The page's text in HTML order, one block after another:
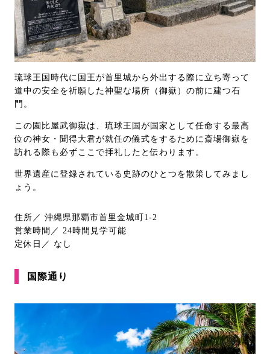
琉球王国時代に国王が首里城から外出する際に立ち寄って
道中の安全を祈願した神聖な場所（御嶽）の前に建つ石
門。
この園比屋武御嶽は、琉球王国が国家として任命する最高
位の神女・聞得大君が就任の儀式をするために斎場御嶽を
訪れる際も必ずここで拝礼したと伝わります。
世界遺産に登録されている史跡のひとつを散策してみまし
ょう。
住所／ 沖縄県那覇市首里金城町1-2
営業時間／ 24時間見学可能
定休日／ なし
国際通り